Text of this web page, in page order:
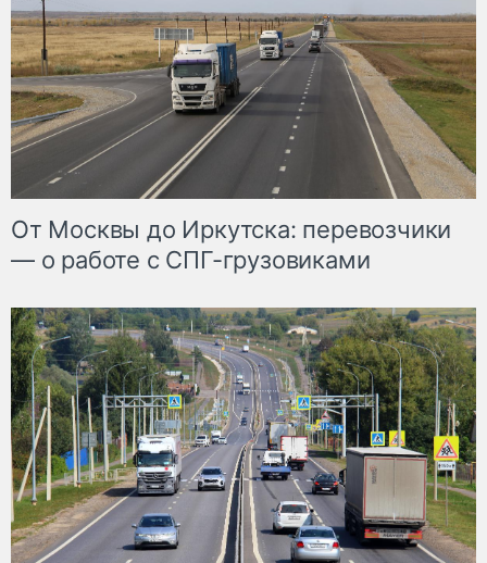
От Москвы до Иркутска: перевозчики
— о работе с СПГ-грузовиками